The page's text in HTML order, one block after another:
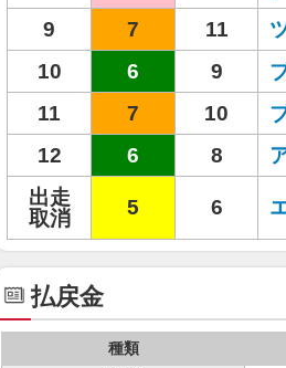
9
7 11
10
6 9
11
7 10
12
6 8
出走
取消
5 6
払戻金
種類